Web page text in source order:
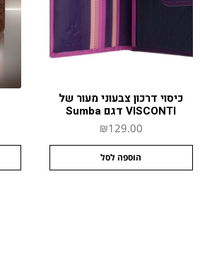
כיסוי דרכון צבעוני מעור של
VISCONTI דגם Sumba
₪129.00
הוספה לסל